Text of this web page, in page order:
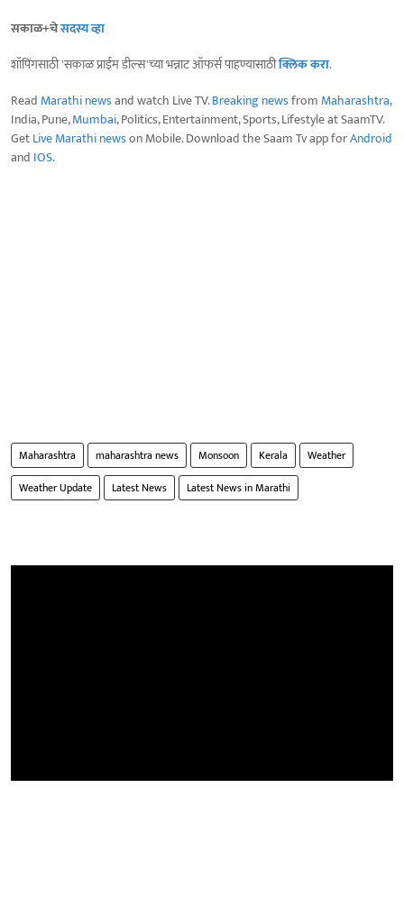
सकाळ+चेसदस्य व्हा
शॉपिंगसाठी 'सकाळ प्राईम डील्स'च्या भन्नाट ऑफर्स पाहण्यासाठीक्लिक करा.
Read Marathi newsand watch Live TV.Breaking newsfrom Maharashtra,
India, Pune,Mumbai, Politics, Entertainment, Sports, Lifestyle at SaamTV.
GetLive Marathi newson Mobile. Download the Saam Tv app forAndroid
and IOS.
Maharashtra maharashtra news Monsoon Kerala
Weather
Weather Update
Latest News Latest News in Marathi